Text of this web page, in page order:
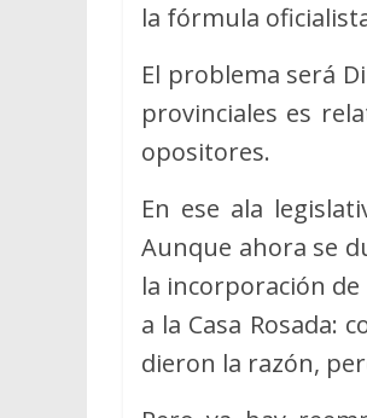
la fórmula
El problema será
provinciales es
opositores.
En ese ala
Aunque ahora se
la incorporación
a la Casa Rosada:
dieron la razón,